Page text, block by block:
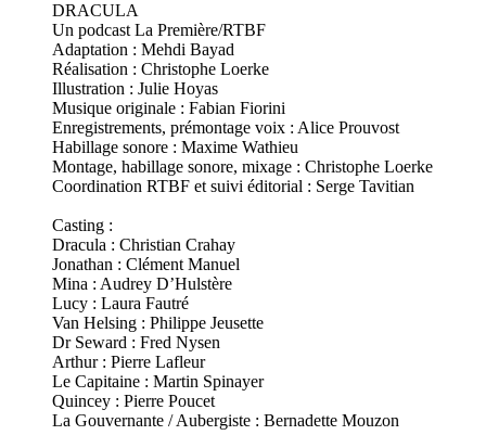
DRACULA
Un podcast La Première/RTBF
Adaptation : Mehdi Bayad
Réalisation : Christophe Loerke
Illustration : Julie Hoyas
Musique originale : Fabian Fiorini
Enregistrements, prémontage voix : Alice Prouvost
Habillage sonore : Maxime Wathieu
Montage, habillage sonore, mixage : Christophe Loerke
Coordination RTBF et suivi éditorial : Serge Tavitian
Casting :
Dracula : Christian Crahay
Jonathan : Clément Manuel
Mina : Audrey D’Hulstère
Lucy : Laura Fautré
Van Helsing : Philippe Jeusette
Dr Seward : Fred Nysen
Arthur : Pierre Lafleur
Le Capitaine : Martin Spinayer
Quincey : Pierre Poucet
La Gouvernante / Aubergiste : Bernadette Mouzon